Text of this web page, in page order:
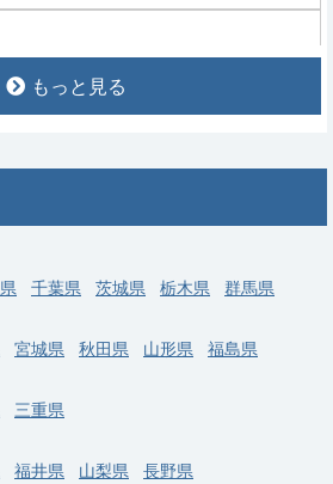
県 那珂郡東海村
日／当直なし可
もっと見る
千葉県 茨城県 栃木県
群馬県
宮城県 秋田県 山形県
福島県
三重県
福井県 山梨県
長野県